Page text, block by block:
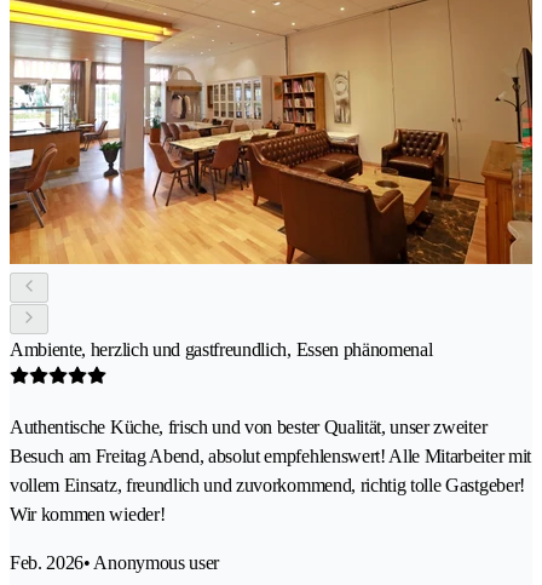
Ambiente, herzlich und gastfreundlich, Essen phänomenal
Authentische Küche, frisch und von bester Qualität, unser zweiter
Besuch am Freitag Abend, absolut empfehlenswert! Alle Mitarbeiter mit
vollem Einsatz, freundlich und zuvorkommend, richtig tolle Gastgeber!
Wir kommen wieder!
Feb. 2026• Anonymous user